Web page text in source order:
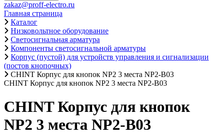
zakaz@proff-electro.ru
Главная страница
Каталог
Низковольтное оборудование
Светосигнальная арматура
Компоненты светосигнальной арматуры
Корпус (пустой) для устройств управления и сигнализации
(постов кнопочных)
CHINT Корпус для кнопок NP2 3 места NP2-B03
CHINT Корпус для кнопок NP2 3 места NP2-B03
CHINT Корпус для кнопок
NP2 3 места NP2-B03